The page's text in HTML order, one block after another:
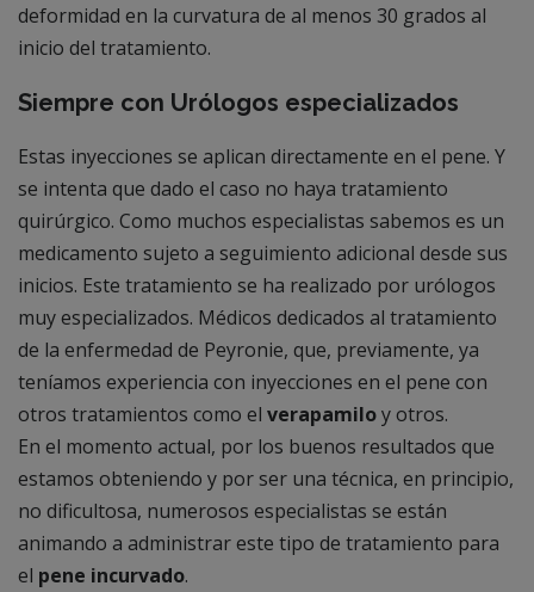
deformidad en la curvatura de al menos 30 grados al
inicio del tratamiento.
Siempre con Urólogos especializados
Estas inyecciones se aplican directamente en el pene. Y
se intenta que dado el caso no haya tratamiento
quirúrgico. Como muchos especialistas sabemos es un
medicamento sujeto a seguimiento adicional desde sus
inicios. Este tratamiento se ha realizado por urólogos
muy especializados. Médicos dedicados al tratamiento
de la enfermedad de Peyronie, que, previamente, ya
teníamos experiencia con inyecciones en el pene con
otros tratamientos como el verapamiloy otros.
En el momento actual, por los buenos resultados que
estamos obteniendo y por ser una técnica, en principio,
no dificultosa, numerosos especialistas se están
animando a administrar este tipo de tratamiento para
el pene incurvado.